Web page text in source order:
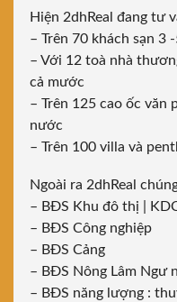
Hiện 2dhReal đang tư
– Trên 70 khách sạn 3
– Với 12 toà nhà
cả mước
– Trên 125 cao ốc văn
nước
– Trên 100 villa và
Ngoài ra 2dhReal
– BĐS Khu đô thị |
– BĐS Công nghiệp
– BĐS Cảng
– BĐS Nông Lâm Ngư
– BĐS năng lượng :